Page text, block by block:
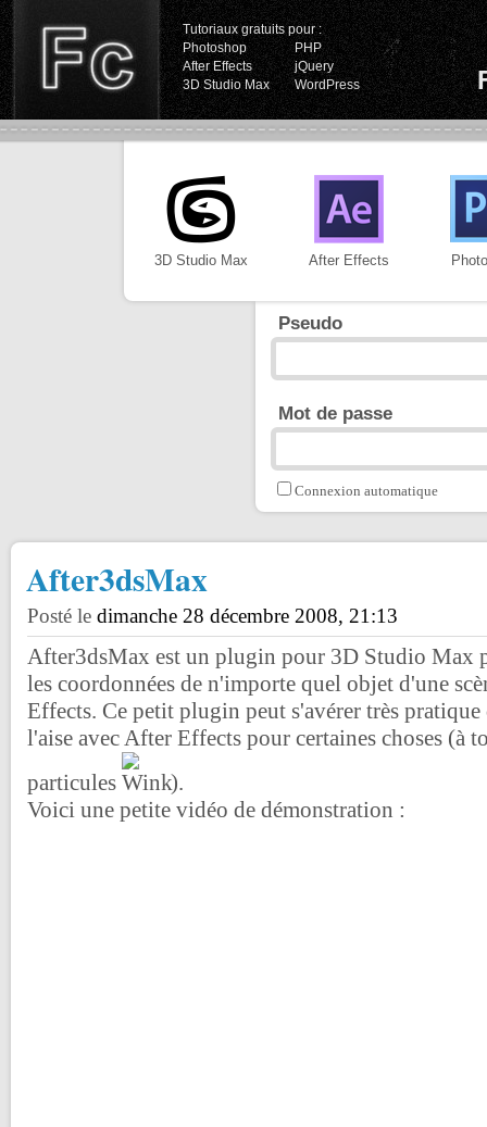
Tutoriaux gratuits pour :
Photoshop
PHP
After Effects
jQuery
3D Studio Max
WordPress
3D Studio Max After Effects
Pseudo
Mot de passe
Connexion automatique
After3dsMax
Posté le dimanche 28 décembre 2008, 21:13
After3dsMax est un plugin pour 3D Studio Max
les coordonnées de n'importe quel objet d'une
Effects. Ce petit plugin peut s'avérer très pratique
l'aise avec After Effects pour certaines choses (à
particules
).
Voici une petite vidéo de démonstration :